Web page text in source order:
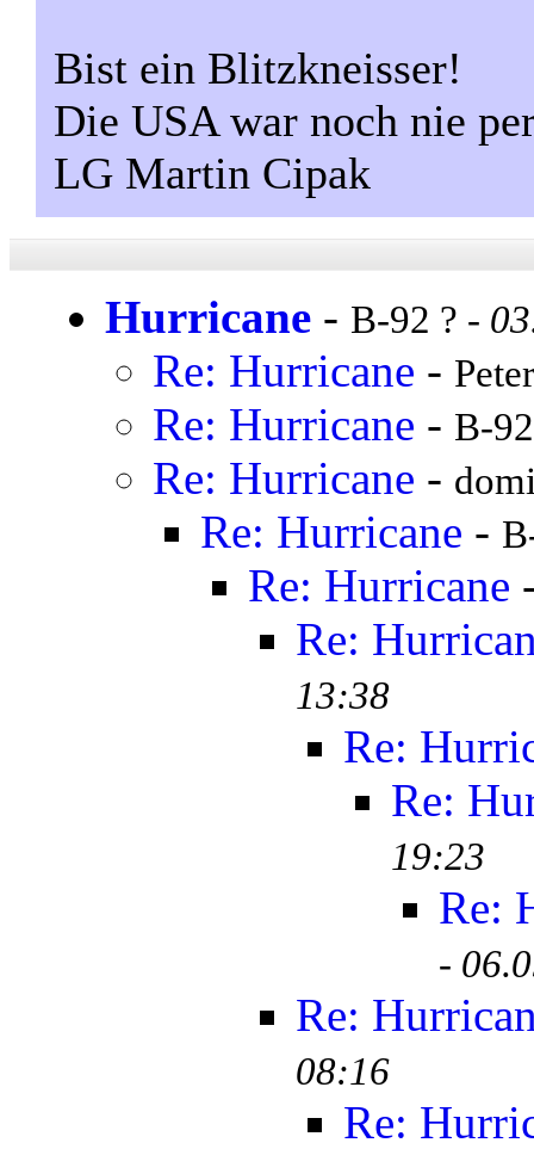
Bist ein Blitzkneisser!
Die USA war noch nie
LG Martin Cipak
Hurricane - B-92 ? -
Re: Hurricane -
Re: Hurricane - B-
Re: Hurricane -
Re: Hurricane -
Re: Hurricane
Re:
13:38
Re:
Re:
19:23
Re:
-
Re:
08:16
Re: